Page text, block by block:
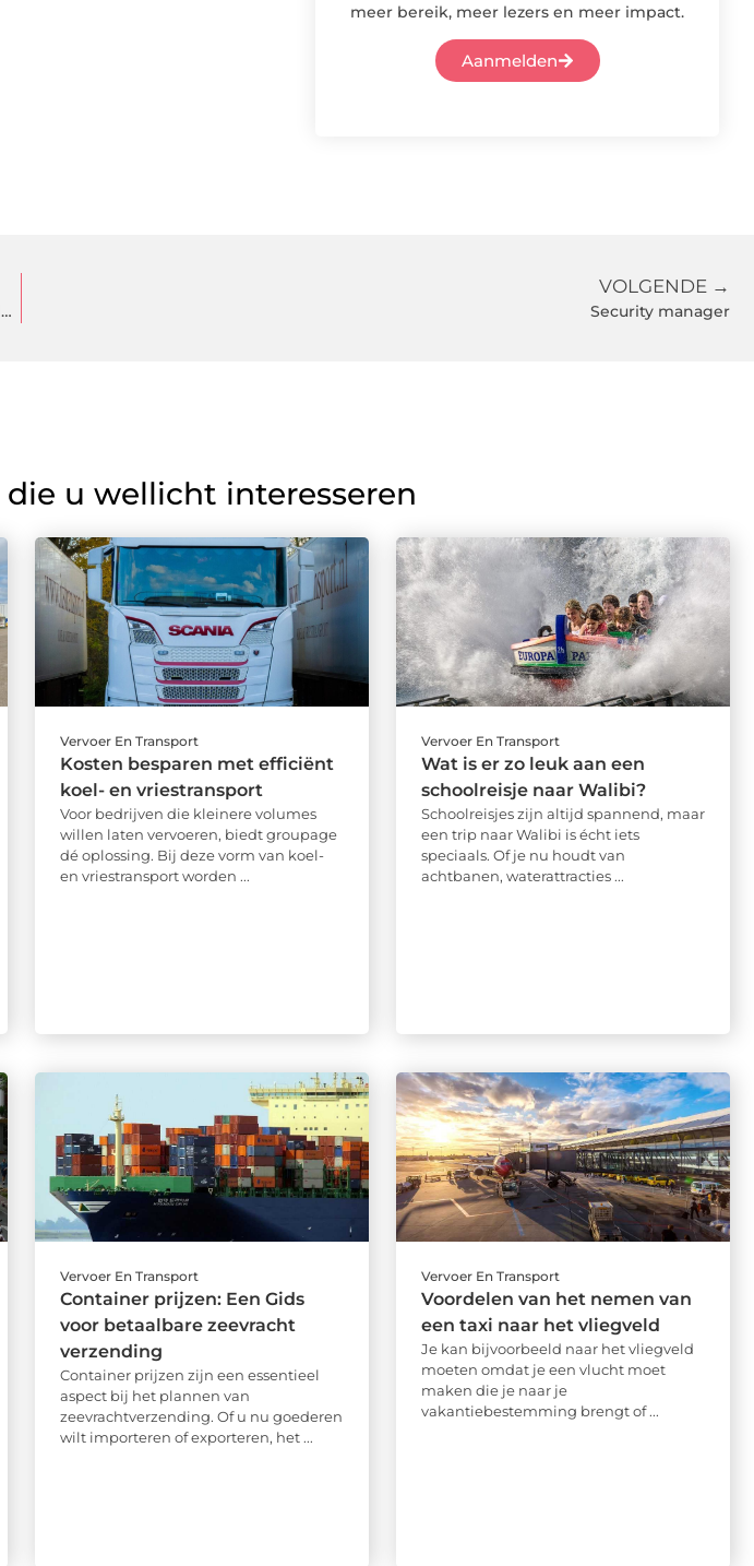
meer bereik, meer lezers en meer impact.
Aanmelden
Schakel een deskundige koerier in de omgeving van Breda in voor een snelle en goede levering
VOLGENDE →
Security manager
die u wellicht interesseren
Vervoer En Transport
Kosten besparen met efficiënt
koel- en vriestransport
Voor bedrijven die kleinere volumes
willen laten vervoeren, biedt groupage
dé oplossing. Bij deze vorm van koel-
en vriestransport worden ...
Vervoer En Transport
Wat is er zo leuk aan een
schoolreisje naar Walibi?
Schoolreisjes zijn altijd spannend, maar
een trip naar Walibi is écht iets
speciaals. Of je nu houdt van
achtbanen, waterattracties ...
Vervoer En Transport
Container prijzen: Een Gids
voor betaalbare zeevracht
verzending
Container prijzen zijn een essentieel
aspect bij het plannen van
zeevrachtverzending. Of u nu goederen
wilt importeren of exporteren, het ...
Vervoer En Transport
Voordelen van het nemen van
een taxi naar het vliegveld
Je kan bijvoorbeeld naar het vliegveld
moeten omdat je een vlucht moet
maken die je naar je
vakantiebestemming brengt of ...